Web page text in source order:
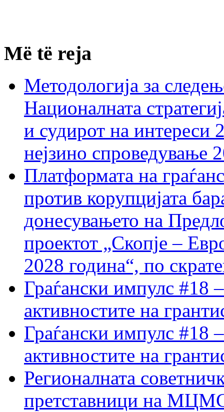
Më të reja
Методологија за
Националната
и судирот на интереси
нејзино спроведување
Платформата на
против корупцијата
донесувањето на
проектот „Скопје –
2028 година“, по
Граѓански импулс #18
активностите на
Граѓански импулс #18
активностите на
Регионалната
претставници на МЦМС